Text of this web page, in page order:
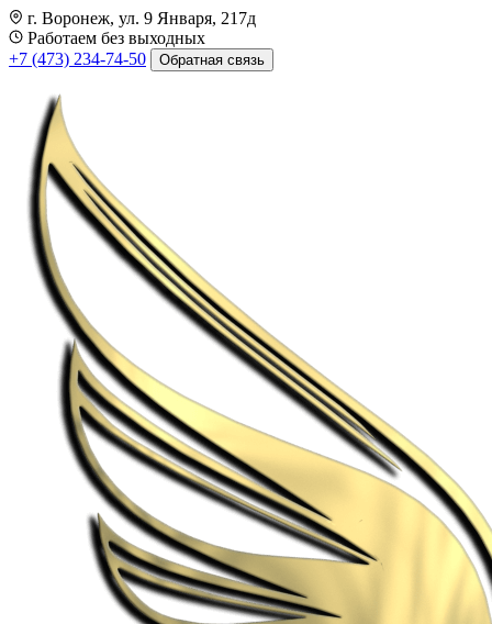
г. Воронеж, ул. 9 Января, 217д
Работаем без выходных
+7 (473) 234-74-50
Обратная связь